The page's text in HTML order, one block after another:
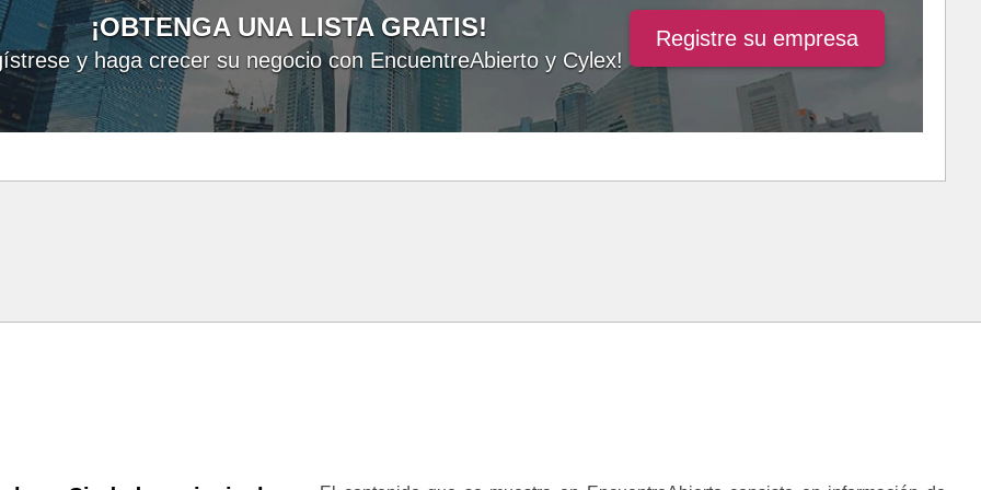
¡OBTENGA UNA LISTA GRATIS!
y haga crecer su negocio con EncuentreAbierto y Cylex!
Registre su empresa